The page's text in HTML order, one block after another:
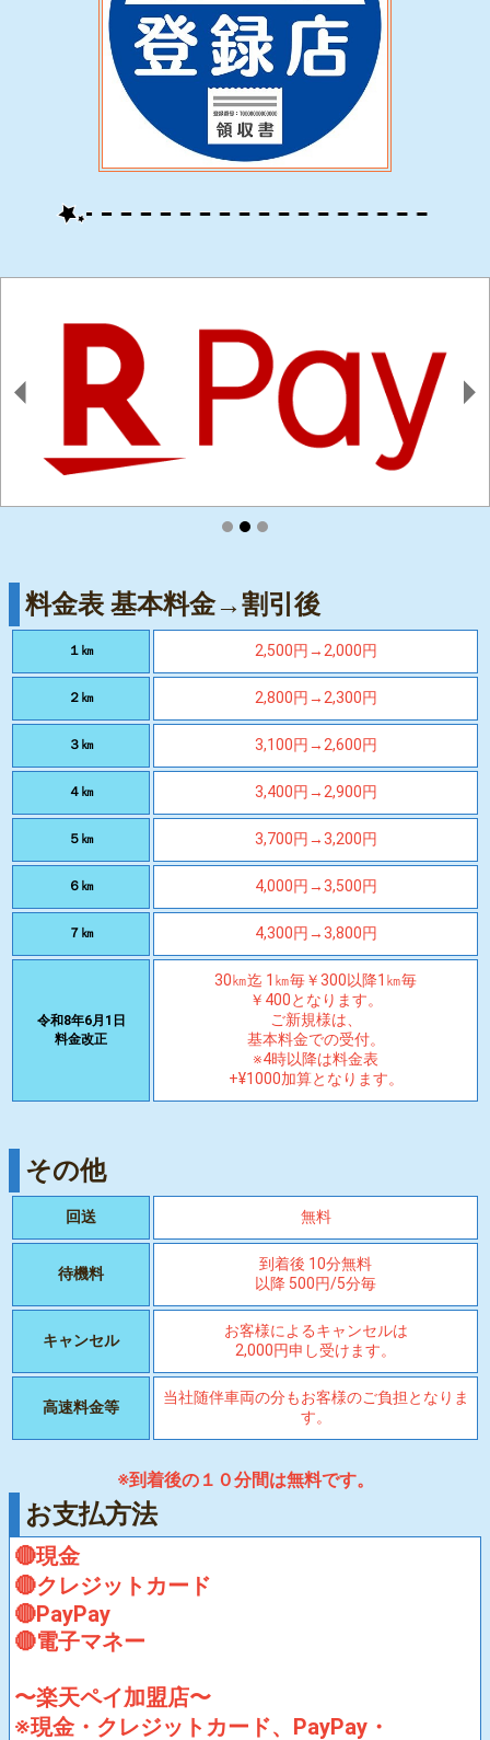
料金表 基本料金→割引後
１㎞ 2,500円→2,000円
２㎞ 2,800円→2,300円
３㎞ 3,100円→2,600円
４㎞ 3,400円→2,900円
５㎞ 3,700円→3,200円
６㎞ 4,000円→3,500円
７㎞ 4,300円→3,800円
令和8年6月1日
料金改正
30㎞迄 1㎞毎￥300以降1㎞毎
￥400となります。
ご新規様は、
基本料金での受付。
※4時以降は料金表
+¥1000加算となります。
その他
回送 無料
待機料
到着後 10分無料
以降 500円/5分毎
キャンセル
お客様によるキャンセルは
2,000円申し受けます。
高速料金等
当社随伴車両の分もお客様のご負担となりま
す。
※到着後の１０分間は無料です。
お支払方法
🔴現金
🔴クレジットカード
🔴PayPay
🔴電子マネー
〜楽天ペイ加盟店〜
※現金・クレジットカード、PayPay・